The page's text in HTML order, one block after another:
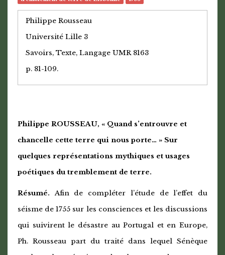
Philippe Rousseau
Université Lille 3
Savoirs, Texte, Langage UMR 8163
p. 81-109.
Philippe ROUSSEAU, « Quand s’entrouvre et
chancelle cette terre qui nous porte… » Sur
quelques représentations mythiques et usages
poétiques du tremblement de terre.
Résumé. Afin de compléter l’étude de l’effet du
séisme de 1755 sur les consciences et les discussions
qui suivirent le désastre au Portugal et en Europe,
Ph. Rousseau part du traité dans lequel Sénèque